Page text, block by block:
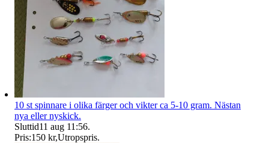
10 st spinnare i olika färger och vikter ca 5-10 gram. Nästan
nya eller nyskick.
Sluttid11 aug 11:56.
Pris:150 kr,Utropspris.